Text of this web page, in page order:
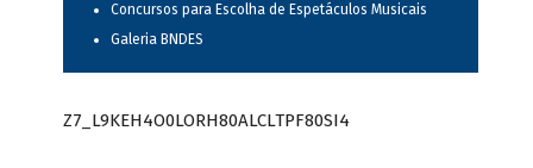
Concursos para Escolha de Espetáculos Musicais
Galeria BNDES
Z7_L9KEH4O0LORH80ALCLTPF80SI4